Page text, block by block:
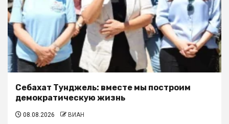
Себахат Тунджель: вместе мы построим
демократическую жизнь
08.08.2026 ВИАН